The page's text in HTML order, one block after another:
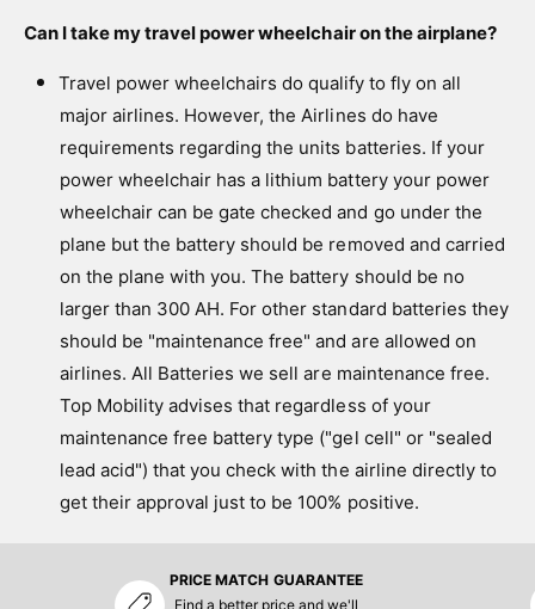
Can I take my travel power wheelchair on the airplane?
Travel power wheelchairs do qualify to fly on all
major airlines. However, the Airlines do have
requirements regarding the units batteries. If your
power wheelchair has a lithium battery your power
wheelchair can be gate checked and go under the
plane but the battery should be removed and carried
on the plane with you. The battery should be no
larger than 300 AH. For other standard batteries they
should be "maintenance free" and are allowed on
airlines. All Batteries we sell are maintenance free.
Top Mobility advises that regardless of your
maintenance free battery type ("gel cell" or "sealed
lead acid") that you check with the airline directly to
get their approval just to be 100% positive.
PRICE MATCH GUARANTEE
Find a better price and we'll